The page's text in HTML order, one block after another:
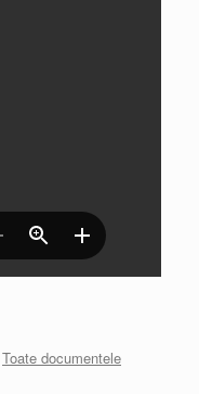
Toate documentele